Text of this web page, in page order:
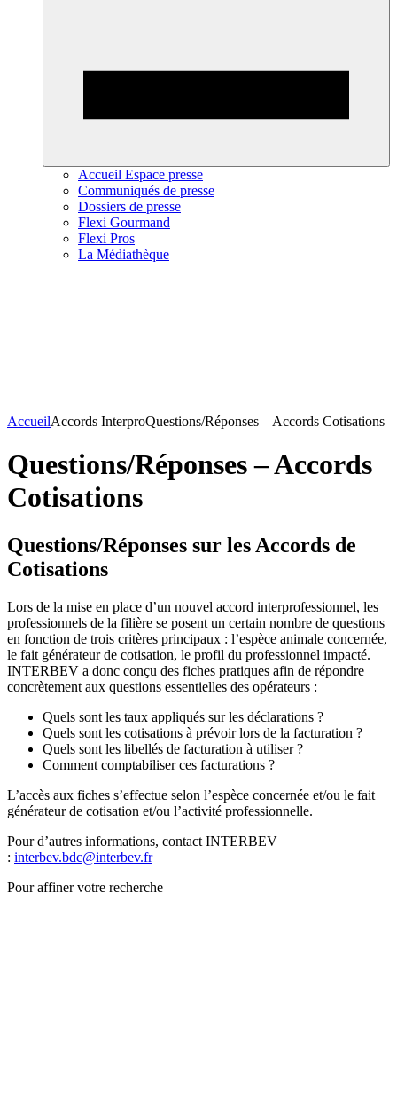
Accueil Espace presse
Communiqués de presse
Dossiers de presse
Flexi Gourmand
Flexi Pros
La Médiathèque
AccueilAccords InterproQuestions/Réponses – Accords Cotisations
Questions/Réponses – Accords
Cotisations
Questions/Réponses sur les Accords de
Cotisations
Lors de la mise en place d’un nouvel accord interprofessionnel, les
professionnels de la filière se posent un certain nombre de questions
en fonction de trois critères principaux : l’espèce animale concernée,
le fait générateur de cotisation, le profil du professionnel impacté.
INTERBEV a donc conçu des fiches pratiques afin de répondre
concrètement aux questions essentielles des opérateurs :
Quels sont les taux appliqués sur les déclarations ?
Quels sont les cotisations à prévoir lors de la facturation ?
Quels sont les libellés de facturation à utiliser ?
Comment comptabiliser ces facturations ?
L’accès aux fiches s’effectue selon l’espèce concernée et/ou le fait
générateur de cotisation et/ou l’activité professionnelle.
Pour d’autres informations, contact INTERBEV
: interbev.bdc@interbev.fr
Pour affiner votre recherche